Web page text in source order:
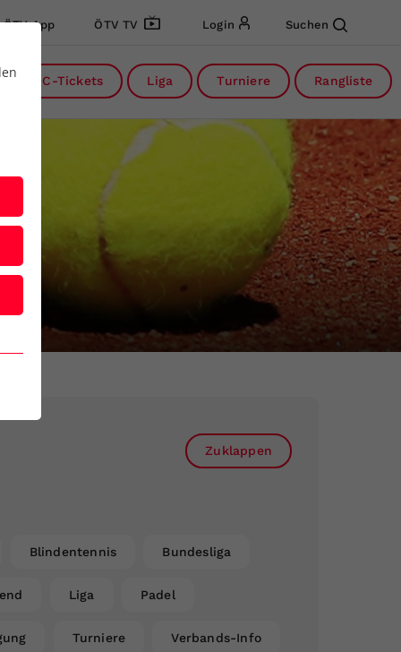
ÖTV App ÖTV TV Login Suchen
DC-Tickets Liga Turniere Rangliste
Zuklappen
Blindentennis Bundesliga
Liga Padel
Turniere Verbands-Info